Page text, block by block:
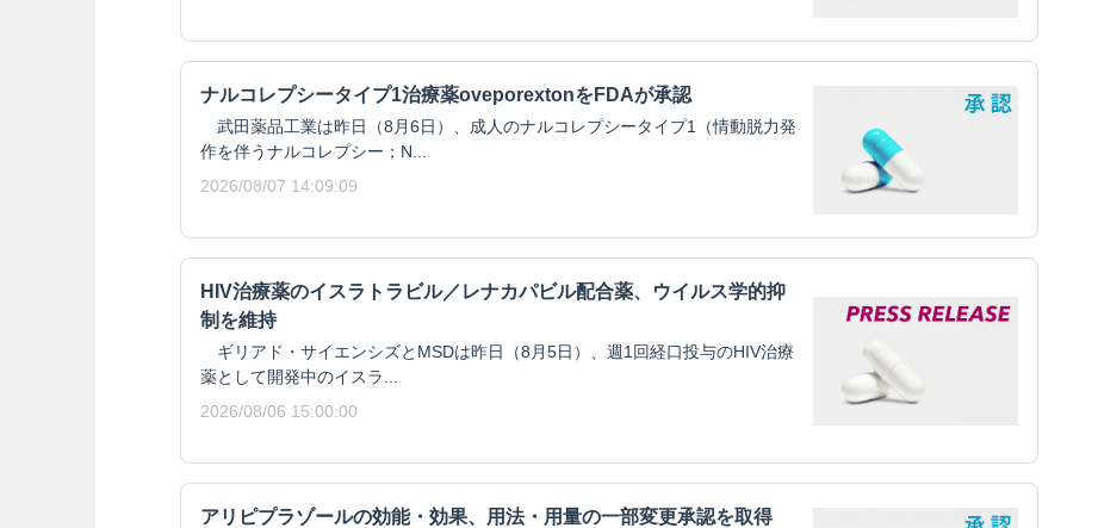
ナルコレプシータイプ1治療薬oveporextonをFDAが承認
武田薬品工業は昨日（8月6日）、成人のナルコレプシータイプ1（情動脱力発
作を伴うナルコレプシー；N...
2026/08/07 14:09:09
HIV治療薬のイスラトラビル／レナカパビル配合薬、ウイルス学的抑
制を維持
ギリアド・サイエンシズとMSDは昨日（8月5日）、週1回経口投与のHIV治療
薬として開発中のイスラ...
2026/08/06 15:00:00
アリピプラゾールの効能・効果、用法・用量の一部変更承認を取得